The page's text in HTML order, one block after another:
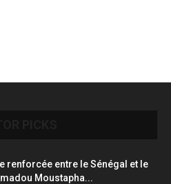
renforcée entre le Sénégal et le
Moustapha...